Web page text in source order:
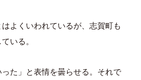
よくいわれているが、志賀町も
いる。
た」と表情を曇らせる。それで